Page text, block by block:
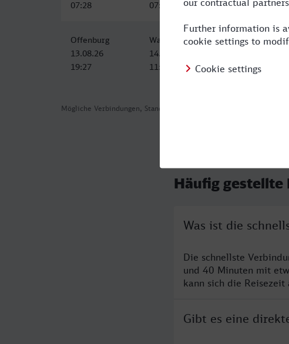
Mögliche Verbindungen, Stand: 2026-07-30 05:58
07:28
07:12
Offenburg
13.08.26
19:27
Warszawa Centralna
14.08.26
11:59
Häufig gestellte
Was ist die
Die schnellste
und 40 Minuten mit
kann sich die Reisezeit
Gibt es eine